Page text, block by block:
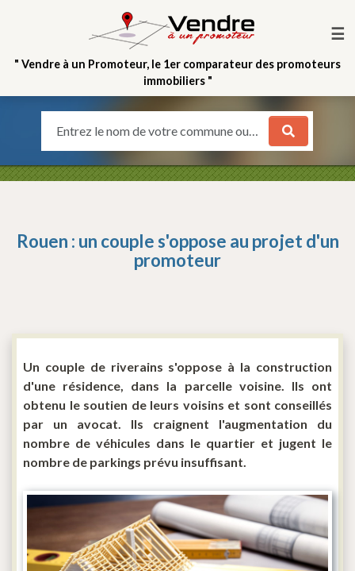
☰
" Vendre à un Promoteur, le 1er comparateur des promoteurs
immobiliers "
Entrez le nom de votre commune ou votre quartier
Rouen : un couple s'oppose au projet d'un
promoteur
Un couple de riverains s'oppose à la construction
d'une résidence, dans la parcelle voisine. Ils ont
obtenu le soutien de leurs voisins et sont conseillés
par un avocat. Ils craignent l'augmentation du
nombre de véhicules dans le quartier et jugent le
nombre de parkings prévu insuffisant.